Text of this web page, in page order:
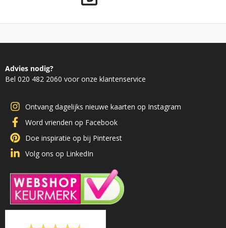
Advies nodig?
Bel 020 482 2060 voor onze klantenservice
Ontvang dagelijks nieuwe kaarten op Instagram
Word vrienden op Facebook
Doe inspiratie op bij Pinterest
Volg ons op LinkedIn